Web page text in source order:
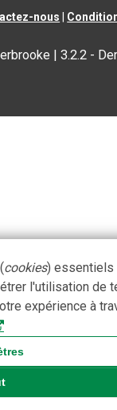
nous
|3.2.2 -
cookies) essentiels
l'utilisation de
expérience à